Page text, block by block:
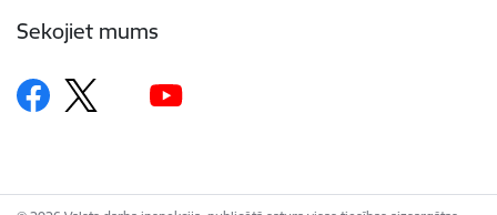
Sekojiet mums